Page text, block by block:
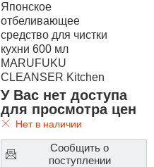
Японское
отбеливающее
средство для чистки
кухни 600 мл
MARUFUKU
CLEANSER Kitchen
White
У Вас нет доступа
для просмотра цен
Нет в наличии
Сообщить о
поступлении